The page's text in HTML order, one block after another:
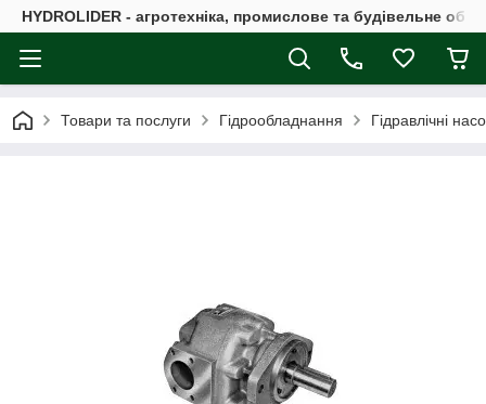
HYDROLIDER - агротехніка, промислове та будівельне
Товари та послуги Гідрообладнання Гідравлічні